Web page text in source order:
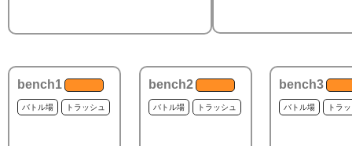
bench1
バトル場 トラッシュ
bench2
バトル場 トラッシュ
bench3
バトル場 トラ